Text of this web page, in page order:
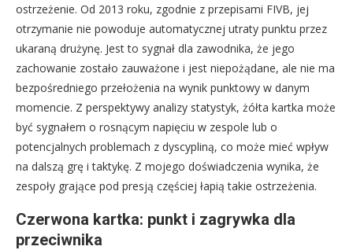
ostrzeżenie. Od 2013 roku, zgodnie z przepisami FIVB, jej
otrzymanie nie powoduje automatycznej utraty punktu przez
ukaraną drużynę. Jest to sygnał dla zawodnika, że jego
zachowanie zostało zauważone i jest niepożądane, ale nie ma
bezpośredniego przełożenia na wynik punktowy w danym
momencie. Z perspektywy analizy statystyk, żółta kartka może
być sygnałem o rosnącym napięciu w zespole lub o
potencjalnych problemach z dyscypliną, co może mieć wpływ
na dalszą grę i taktykę. Z mojego doświadczenia wynika, że
zespoły grające pod presją częściej łapią takie ostrzeżenia.
Czerwona kartka: punkt i zagrywka dla
przeciwnika